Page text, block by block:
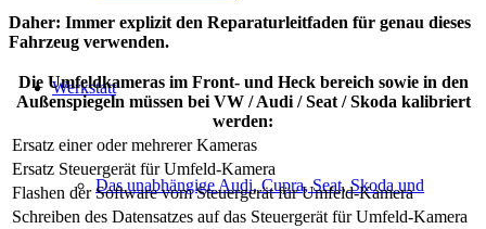
Werkstatt
Das unabhängige Audi, Cupra, Seat, Skoda und
Daher: Immer explizit den Reparaturleitfaden für genau dieses
Fahrzeug verwenden.
Die Umfeldkameras im Front- und Heck bereich sowie in den
Außenspiegeln müssen bei VW / Audi / Seat / Skoda kalibriert
werden:
Ersatz einer oder mehrerer Kameras
Ersatz Steuergerät für Umfeld-Kamera
Flashen der Software vom Steuergerät für Umfeld-Kamera
Schreiben des Datensatzes auf das Steuergerät für Umfeld-Kamera